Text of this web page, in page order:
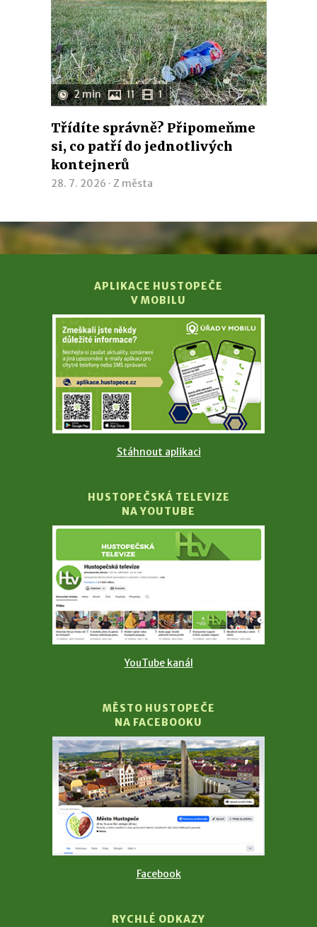
2 min 11 1
Třídíte správně? Připomeňme
si, co patří do jednotlivých
kontejnerů
28. 7. 2026 · Z města
APLIKACE HUSTOPEČE
V MOBILU
Stáhnout aplikaci
HUSTOPEČSKÁ TELEVIZE
NA YOUTUBE
YouTube kanál
MĚSTO HUSTOPEČE
NA FACEBOOKU
Facebook
RYCHLÉ ODKAZY